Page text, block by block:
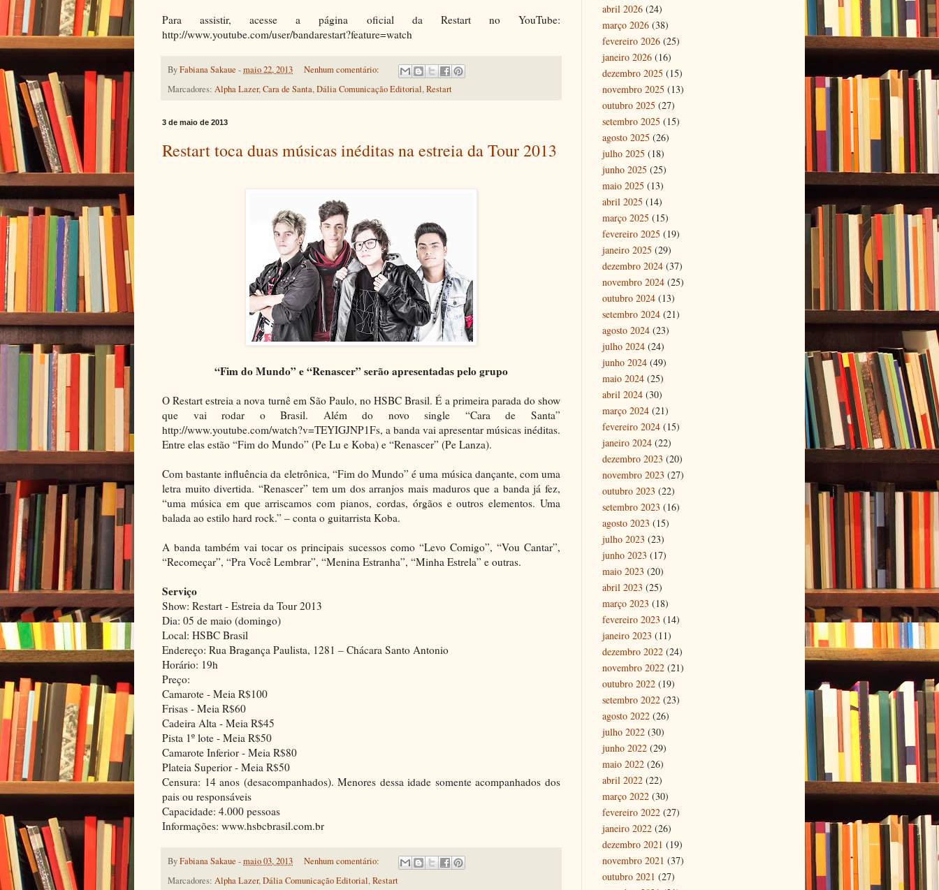
Para assistir, acesse a página oficial da Restart no YouTube:
http://www.youtube.com/user/bandarestart?feature=watch
ByFabiana Sakaue -maio 22, 2013
Nenhum comentário:
Marcadores: Alpha Lazer,Cara de Santa,Dália Comunicação Editorial,Restart
3 de maio de 2013
Restart toca duas músicas inéditas na estreia da Tour 2013
“Fim do Mundo” e “Renascer” serão apresentadas pelo grupo
O Restart estreia a nova turnê em São Paulo, no HSBC Brasil. É a primeira parada do show
que vai rodar o Brasil. Além do novo single “Cara de Santa”
http://www.youtube.com/watch?v=TEYIGJNP1Fs, a banda vai apresentar músicas inéditas.
Entre elas estão “Fim do Mundo” (Pe Lu e Koba) e “Renascer” (Pe Lanza).
Com bastante influência da eletrônica, “Fim do Mundo” é uma música dançante, com uma
letra muito divertida. “Renascer” tem um dos arranjos mais maduros que a banda já fez,
“uma música em que arriscamos com pianos, cordas, órgãos e outros elementos. Uma
balada ao estilo hard rock.” – conta o guitarrista Koba.
A banda também vai tocar os principais sucessos como “Levo Comigo”, “Vou Cantar”,
“Recomeçar”, “Pra Você Lembrar”, “Menina Estranha”, “Minha Estrela” e outras.
Serviço
Show: Restart - Estreia da Tour 2013
Dia: 05 de maio (domingo)
Local: HSBC Brasil
Endereço: Rua Bragança Paulista, 1281 – Chácara Santo Antonio
Horário: 19h
Preço:
Camarote - Meia R$100
Frisas - Meia R$60
Cadeira Alta - Meia R$45
Pista 1º lote - Meia R$50
Camarote Inferior - Meia R$80
Plateia Superior - Meia R$50
Censura: 14 anos (desacompanhados). Menores dessa idade somente acompanhados dos
pais ou responsáveis
Capacidade: 4.000 pessoas
Informações: www.hsbcbrasil.com.br
ByFabiana Sakaue -maio 03, 2013
Nenhum comentário:
Marcadores: Alpha Lazer,Dália Comunicação Editorial,Restart
abril 2026 (24)
março 2026 (38)
fevereiro 2026 (25)
janeiro 2026 (16)
dezembro 2025 (15)
novembro 2025 (13)
outubro 2025 (27)
setembro 2025 (15)
agosto 2025 (26)
julho 2025 (18)
junho 2025 (25)
maio 2025 (13)
abril 2025 (14)
março 2025 (15)
fevereiro 2025 (19)
janeiro 2025 (29)
dezembro 2024 (37)
novembro 2024 (25)
outubro 2024 (13)
setembro 2024 (21)
agosto 2024 (23)
julho 2024 (24)
junho 2024 (49)
maio 2024 (25)
abril 2024 (30)
março 2024 (21)
fevereiro 2024 (15)
janeiro 2024 (22)
dezembro 2023 (20)
novembro 2023 (27)
outubro 2023 (22)
setembro 2023 (16)
agosto 2023 (15)
julho 2023 (23)
junho 2023 (17)
maio 2023 (20)
abril 2023 (25)
março 2023 (18)
fevereiro 2023 (14)
janeiro 2023 (11)
dezembro 2022 (24)
novembro 2022 (21)
outubro 2022 (19)
setembro 2022 (23)
agosto 2022 (26)
julho 2022 (30)
junho 2022 (29)
maio 2022 (26)
abril 2022 (22)
março 2022 (30)
fevereiro 2022 (27)
janeiro 2022 (26)
dezembro 2021 (19)
novembro 2021 (37)
outubro 2021 (27)